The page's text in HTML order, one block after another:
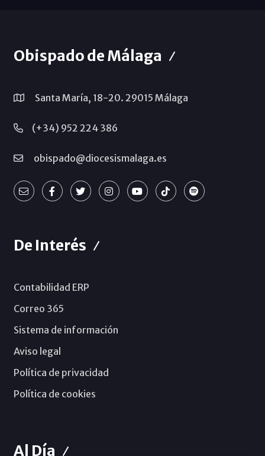
Obispado de Málaga
Santa María, 18-20. 29015 Málaga
(+34) 952 224 386
obispado@diocesismalaga.es
De Interés
Contabilidad ERP
Correo 365
Sistema de información
Aviso legal
Política de privacidad
Política de cookies
Al Día